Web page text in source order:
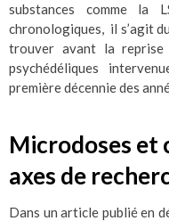
substances comme la
chronologiques, il s’agit
trouver avant la reprise
psychédéliques
première décennie des
Microdoses et
axes de
Dans un article publié en